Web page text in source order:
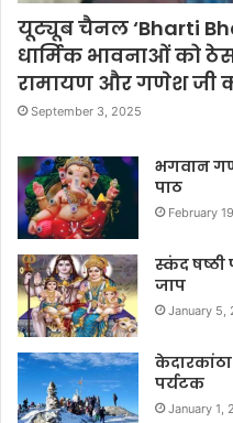
यूट्यूब चैनल ‘Bharti
धार्मिक भावनाओं को
रामायण और गणेश जी
September 3, 2025
भगवान
पाठ
February
स्कंद षष्ठी
जाप
January 5,
पर्यटक
January 1,